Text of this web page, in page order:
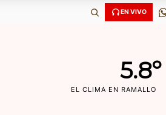
AÃ‘OS DE RADIO | EN VIVO
5.8º
EL CLIMA EN RAMALLO